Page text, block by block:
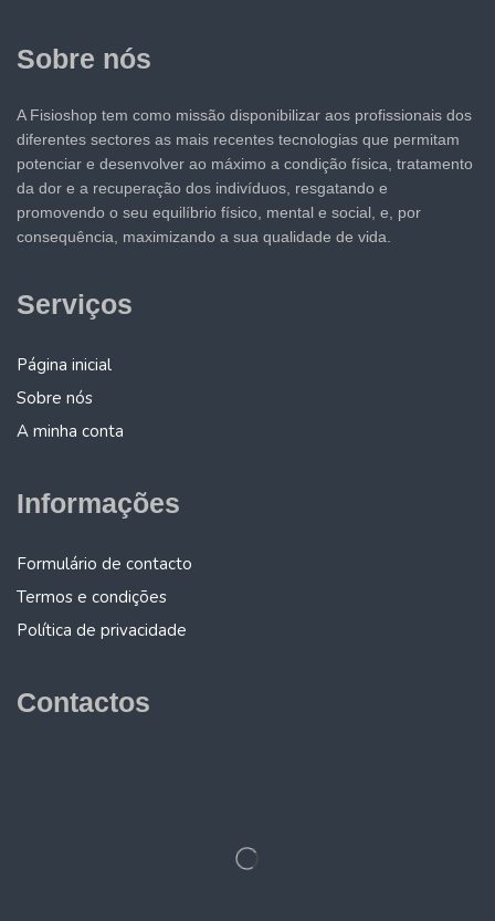
Sobre nós
A Fisioshop tem como missão disponibilizar aos profissionais dos
diferentes sectores as mais recentes tecnologias que permitam
potenciar e desenvolver ao máximo a condição física, tratamento
da dor e a recuperação dos indivíduos, resgatando e
promovendo o seu equilíbrio físico, mental e social, e, por
consequência, maximizando a sua qualidade de vida.
Serviços
Página inicial
Sobre nós
A minha conta
Informações
Formulário de contacto
Termos e condições
Política de privacidade
Contactos